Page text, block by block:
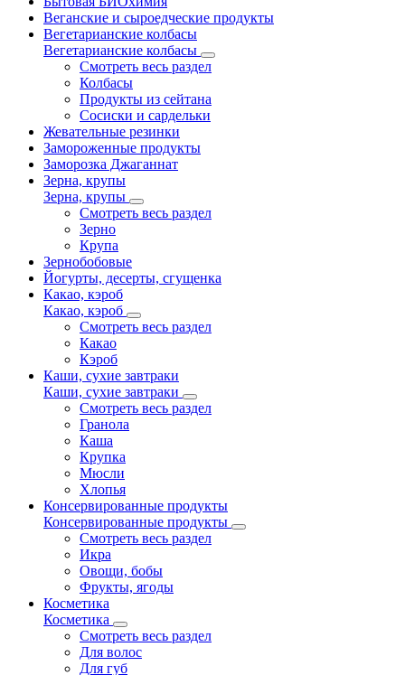
Веганские и сыроедческие продукты
Вегетарианские колбасы
Вегетарианские колбасы
Смотреть весь раздел
Колбасы
Продукты из сейтана
Сосиски и сардельки
Жевательные резинки
Замороженные продукты
Заморозка Джаганнат
Зерна, крупы
Зерна, крупы
Смотреть весь раздел
Зерно
Крупа
Зернобобовые
Йогурты, десерты, сгущенка
Какао, кэроб
Какао, кэроб
Смотреть весь раздел
Какао
Кэроб
Каши, сухие завтраки
Каши, сухие завтраки
Смотреть весь раздел
Гранола
Каша
Крупка
Мюсли
Хлопья
Консервированные продукты
Консервированные продукты
Смотреть весь раздел
Икра
Овощи, бобы
Фрукты, ягоды
Косметика
Косметика
Смотреть весь раздел
Для волос
Для губ